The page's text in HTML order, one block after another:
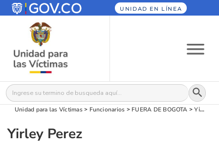
UNIDAD EN LÍNEA
Buscar: Botón
Unidad para las Víctimas> Funcionarios > FUERA DE BOGOTA >Yirley Perez
Yirley Perez